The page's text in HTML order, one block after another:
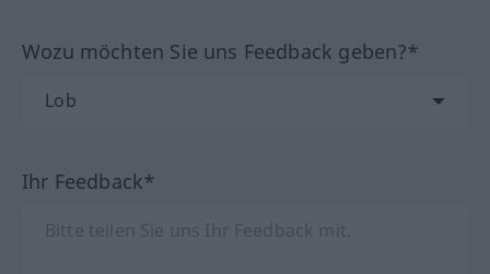
Wozu möchten Sie uns Feedback geben?*
Ihr Feedback*